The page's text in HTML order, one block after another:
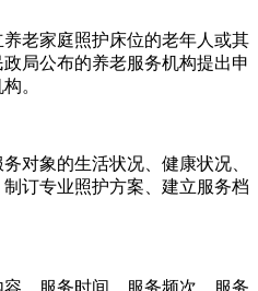
老家庭照护床位的老年人或其
局公布的养老服务机构提出申
。
对象的生活状况、健康状况、
订专业照护方案、建立服务档
、服务时间、服务频次、服务